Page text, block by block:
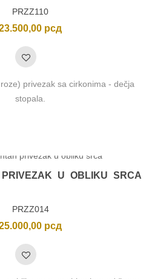
PRZZ110
рсд
privezak sa cirkonima - dečja
stopala.
PRIVEZAK U OBLIKU SRCA
PRZZ014
рсд